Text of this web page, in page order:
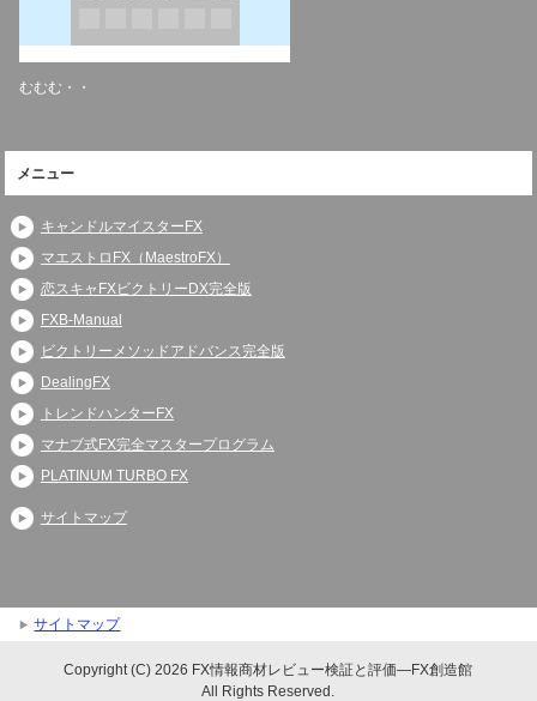
むむむ・・
メニュー
キャンドルマイスターFX
マエストロFX（MaestroFX）
恋スキャFXビクトリーDX完全版
FXB-Manual
ビクトリーメソッドアドバンス完全版
DealingFX
トレンドハンターFX
マナブ式FX完全マスタープログラム
PLATINUM TURBO FX
サイトマップ
サイトマップ
Copyright (C) 2026 FX情報商材レビュー検証と評価―FX創造館
All Rights Reserved.